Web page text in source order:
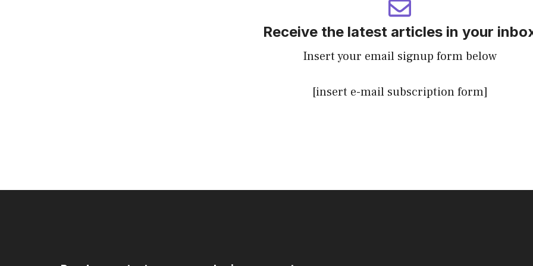
Receive the latest articles in your
Insert your email signup form below
[insert e-mail subscription form]